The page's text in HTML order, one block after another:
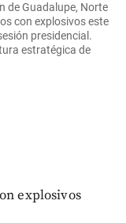
de Guadalupe, Norte
con explosivos este
presidencial.
estratégica de
explosivos